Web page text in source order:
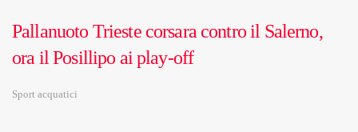
Pallanuoto Trieste corsara contro il Salerno,
ora il Posillipo ai play-off
Sport acquatici